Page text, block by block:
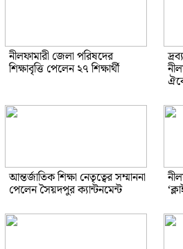
নীলফামারী জেলা পরিষদের
শিক্ষাবৃত্তি পেলেন ২৭ শিক্ষার্থী
আন্তর্জাতিক শিক্ষা নেতৃত্বের সম্মাননা
পেলেন সৈয়দপুর ক্যান্টনমেন্ট